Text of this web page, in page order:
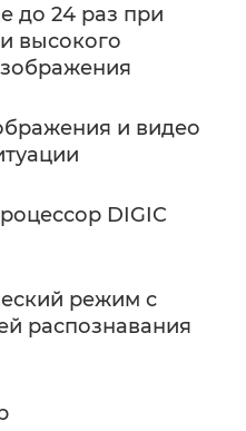
до 24 раз при
высокого
и видео
DIGIC
режим с
распознавания